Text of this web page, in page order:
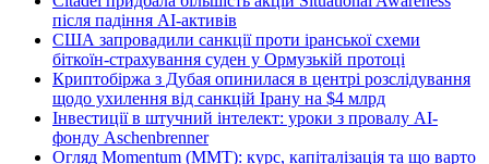
після падіння AI-активів
США запровадили санкції проти іранської схеми
біткоїн-страхування суден у Ормузькій протоці
Криптобіржа з Дубая опинилася в центрі розслідування
щодо ухилення від санкцій Ірану на $4 млрд
Інвестиції в штучний інтелект: уроки з провалу AI-
фонду Aschenbrenner
Огляд Momentum (MMT): курс, капіталізація та що варто